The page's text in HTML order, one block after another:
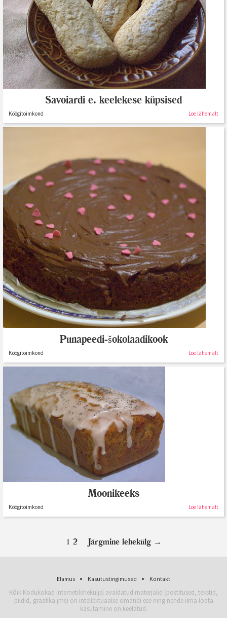
Savoiardi e. keelekese küpsised
Köögitoimkond Loe lähemalt
Punapeedi-šokolaadikook
Köögitoimkond Loe lähemalt
Moonikeeks
Köögitoimkond Loe lähemalt
1 2 Järgmine lehekülg →
Elamus Kasutustingimused Kontakt
Kõik Kodukokad internetileheküljel avaldatud materjalid (postitused, tekstid,
pildid, graafika jms) on intellektuaalse omandi ese ning nende ilma loata
kasutamine on keelatud.